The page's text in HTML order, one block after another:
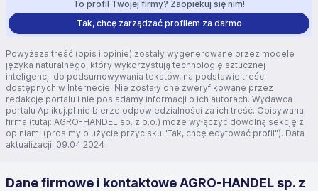
To profil Twojej firmy? Zaopiekuj się nim!
Tak, chcę zarządzać profilem za darmo
Powyższa treść (opis i opinie) zostały wygenerowane przez modele
języka naturalnego, który wykorzystują technologię sztucznej
inteligencji do podsumowywania tekstów, na podstawie treści
dostępnych w Internecie. Nie zostały one zweryfikowane przez
redakcję portalu i nie posiadamy informacji o ich autorach. Wydawca
portalu Aplikuj.pl nie bierze odpowiedzialności za ich treść. Opisywana
firma (tutaj: AGRO-HANDEL sp. z o.o.) może wyłączyć dowolną sekcję z
opiniami (prosimy o użycie przycisku "Tak, chcę edytować profil"). Data
aktualizacji: 09.04.2024
Dane firmowe i kontaktowe AGRO-HANDEL sp. z